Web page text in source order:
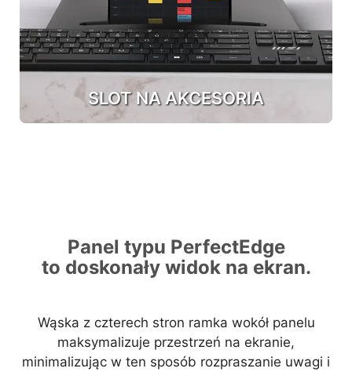
SLOT NA AKCESORIA
Panel typu PerfectEdge
to doskonały widok na ekran.
Wąska z czterech stron ramka wokół panelu
maksymalizuje przestrzeń na ekranie,
minimalizując w ten sposób rozpraszanie uwagi i